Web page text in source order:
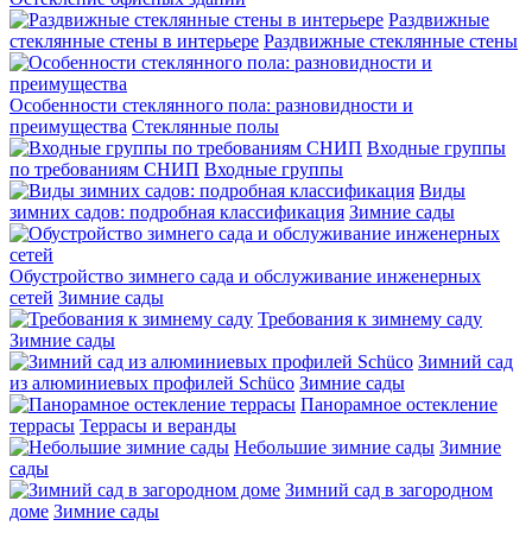
Раздвижные
стеклянные стены в интерьере Раздвижные стеклянные стены
Особенности стеклянного пола: разновидности и
преимущества Стеклянные полы
Входные группы
по требованиям СНИП Входные группы
Виды
зимних садов: подробная классификация Зимние сады
Обустройство зимнего сада и обслуживание инженерных
сетей Зимние сады
Требования к зимнему саду
Зимние сады
Зимний сад
из алюминиевых профилей Schüco Зимние сады
Панорамное остекление
террасы Террасы и веранды
Небольшие зимние сады Зимние
сады
Зимний сад в загородном
доме Зимние сады